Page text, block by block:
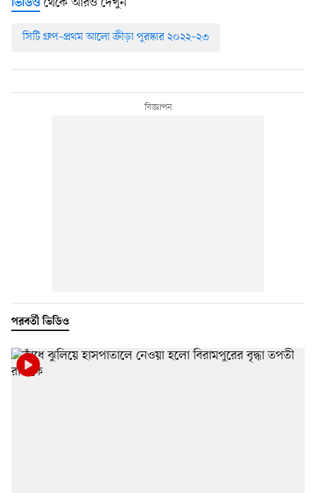
ভিডিও
সিটি গ্রুপ–প্রথম আলো ক্রীড়া পুরস্কার ২০২২–২৩
পরবর্তী ভিডিও